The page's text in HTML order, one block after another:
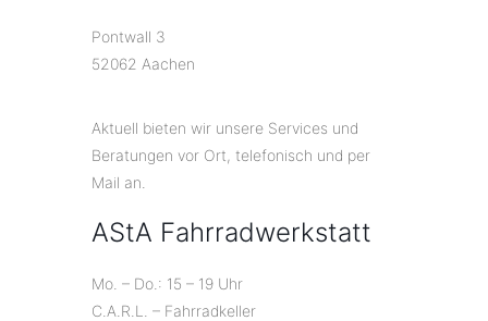
Pontwall 3
52062 Aachen
Aktuell bieten wir unsere Services und
Beratungen vor Ort, telefonisch und per
Mail an.
AStA Fahrradwerkstatt
Mo. – Do.: 15 – 19 Uhr
C.A.R.L. – Fahrradkeller